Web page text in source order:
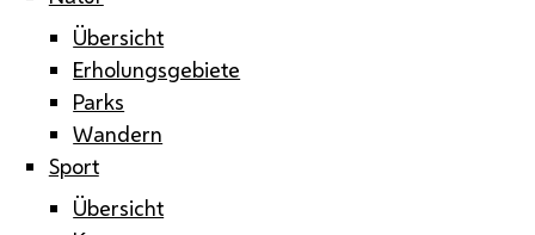
Übersicht
Erholungsgebiete
Parks
Wandern
Sport
Übersicht